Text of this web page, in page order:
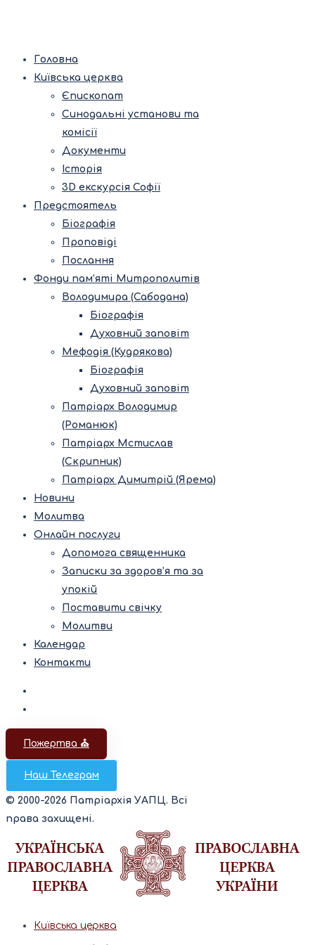
Головна
Київська церква
Єпископат
Синодальні установи та
комісії
Документи
Історія
3D екскурсія Софії
Предстоятель
Біографія
Проповіді
Послання
Фонди пам’яті Митрополитів
Володимира (Сабодана)
Біографія
Духовний заповіт
Мефодія (Кудрякова)
Біографія
Духовний заповіт
Патріарх Володимир
(Романюк)
Патріарх Мстислав
(Скрипник)
Патріарх Димитрій (Ярема)
Новини
Молитва
Онлайн послуги
Допомога священника
Записки за здоров’я та за
упокій
Поставити свічку
Молитви
Календар
Контакти
Пожертва ⛪️
Наш Телеграм
© 2000-2026 Патріархія УАПЦ. Всі
права захищені.
Київська церква